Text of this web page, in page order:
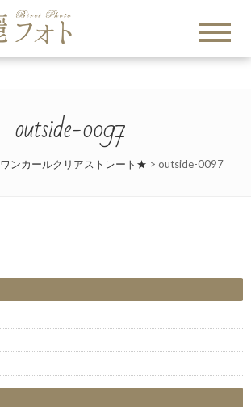
outside-0097
ワンカールクリアストレート★ > outside-0097